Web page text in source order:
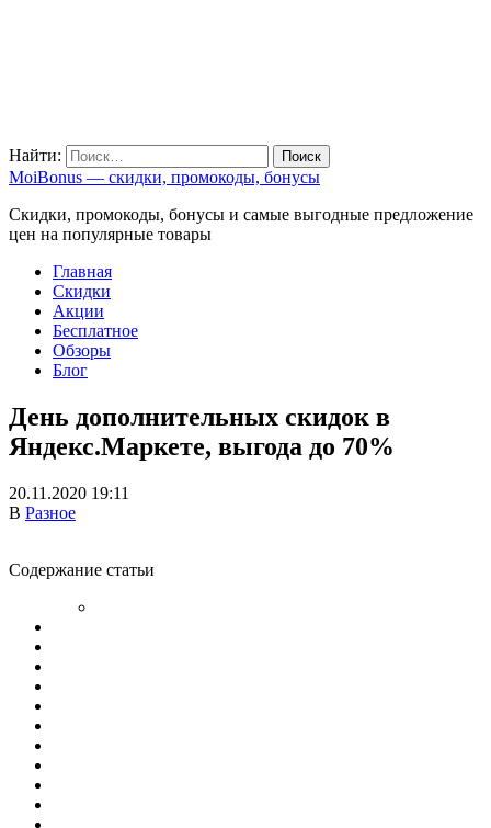
Найти:
MoiBonus — скидки, промокоды, бонусы
Скидки, промокоды, бонусы и самые выгодные предложение
цен на популярные товары
Главная
Скидки
Акции
Бесплатное
Обзоры
Блог
День дополнительных скидок в
Яндекс.Маркете, выгода до 70%
20.11.2020 19:11
В Разное
Содержание статьи